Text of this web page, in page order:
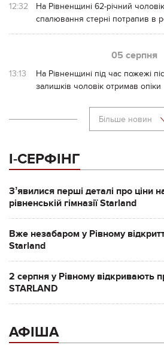
12:32
На Рівненщині 62-річний
спалювання стерні потрапив в
05 серпня
13:13
На Рівненщині під час пожежі
залишків чоловік отримав опіки
Більше новин
І-СЕРФІНГ
Зʼявилися перші деталі про ціни
рівненській гімназії Starland
Вже незабаром у Рівному
Starland
2 серпня у Рівному відкривають
STARLAND
АФІША